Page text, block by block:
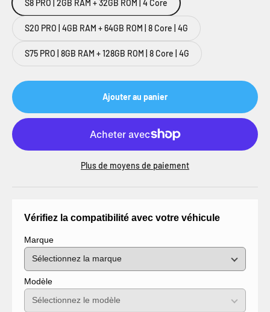
S8 PRO | 2GB RAM + 32GB ROM | 4 Core
S20 PRO | 4GB RAM + 64GB ROM | 8 Core | 4G
S75 PRO | 8GB RAM + 128GB ROM | 8 Core | 4G
Ajouter au panier
Plus de moyens de paiement
Vérifiez la compatibilité avec votre véhicule
Marque
Modèle